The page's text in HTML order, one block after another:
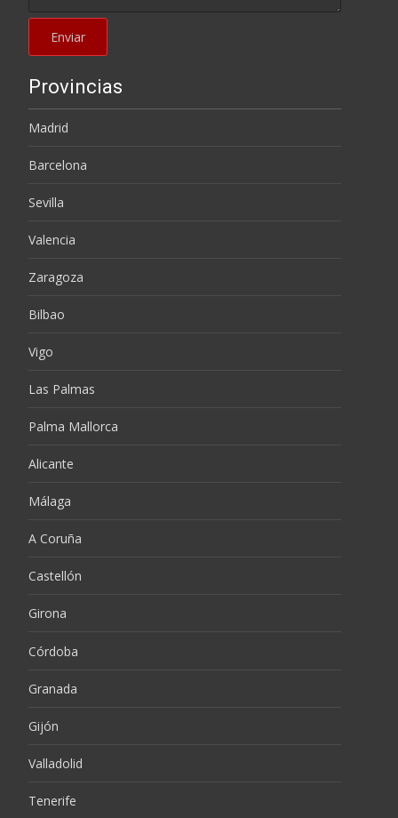
Provincias
Madrid
Barcelona
Sevilla
Valencia
Zaragoza
Bilbao
Vigo
Las Palmas
Palma Mallorca
Alicante
Málaga
A Coruña
Castellón
Girona
Córdoba
Granada
Gijón
Valladolid
Tenerife